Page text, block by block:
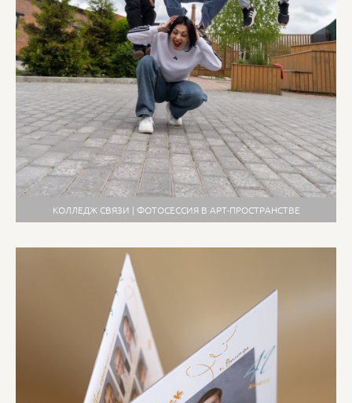
КОЛЛЕДЖ СВЯЗИ | ФОТОСЕССИЯ В АРТ-ПРОСТРАНСТВЕ